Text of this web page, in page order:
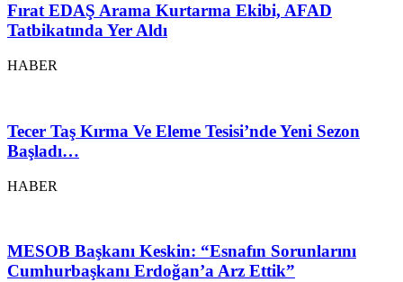
Fırat EDAŞ Arama Kurtarma Ekibi, AFAD
Tatbikatında Yer Aldı
HABER
Tecer Taş Kırma Ve Eleme Tesisi’nde Yeni Sezon
Başladı…
HABER
MESOB Başkanı Keskin: “Esnafın Sorunlarını
Cumhurbaşkanı Erdoğan’a Arz Ettik”